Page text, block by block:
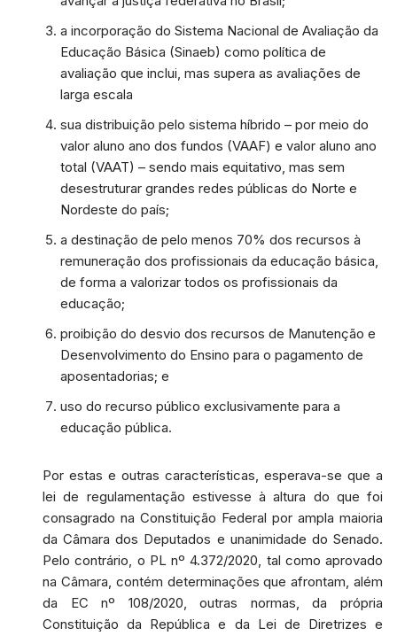
a incorporação do Sistema Nacional de Avaliação da
Educação Básica (Sinaeb) como política de
avaliação que inclui, mas supera as avaliações de
larga escala
sua distribuição pelo sistema híbrido – por meio do
valor aluno ano dos fundos (VAAF) e valor aluno ano
total (VAAT) – sendo mais equitativo, mas sem
desestruturar grandes redes públicas do Norte e
Nordeste do país;
a destinação de pelo menos 70% dos recursos à
remuneração dos profissionais da educação básica,
de forma a valorizar todos os profissionais da
educação;
proibição do desvio dos recursos de Manutenção e
Desenvolvimento do Ensino para o pagamento de
aposentadorias; e
uso do recurso público exclusivamente para a
educação pública.
Por estas e outras características, esperava-se que a
lei de regulamentação estivesse à altura do que foi
consagrado na Constituição Federal por ampla maioria
da Câmara dos Deputados e unanimidade do Senado.
Pelo contrário, o PL nº 4.372/2020, tal como aprovado
na Câmara, contém determinações que afrontam, além
da EC nº 108/2020, outras normas, da própria
Constituição da República e da Lei de Diretrizes e